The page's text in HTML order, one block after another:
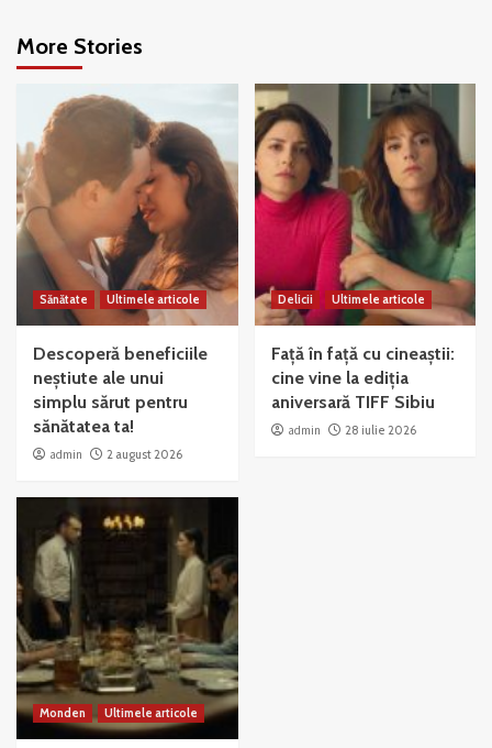
More Stories
Sănătate Ultimele articole
Descoperă beneficiile
neștiute ale unui
simplu sărut pentru
sănătatea ta!
admin 2 august 2026
Delicii Ultimele articole
Față în față cu cineaștii:
cine vine la ediția
aniversară TIFF Sibiu
admin 28 iulie 2026
Monden Ultimele articole